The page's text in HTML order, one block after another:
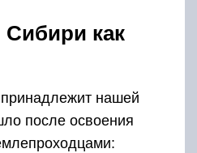
как
нашей
после освоения